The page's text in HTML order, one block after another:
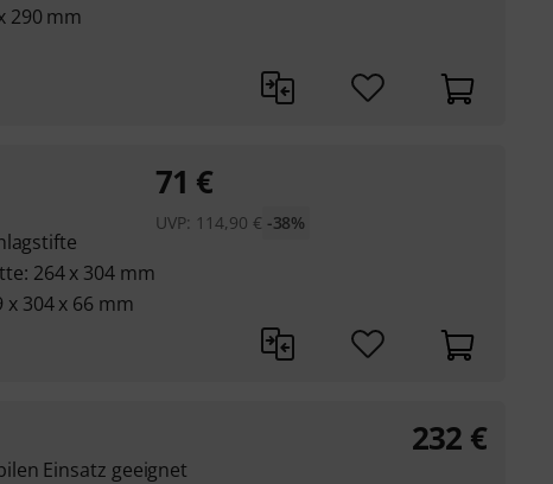
290 mm
264 x 304 mm
304 x 66 mm
71 €
UVP: 114,90 € -38%
Einsatz geeignet
232 €